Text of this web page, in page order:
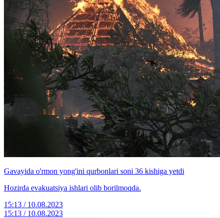
Gavayida o'rmon yong'ini qurbonlari soni 36 kishiga yetdi
Hozirda evakuatsiya ishlari olib borilmoqda.
15:13 / 10.08.2023
15:13 / 10.08.2023